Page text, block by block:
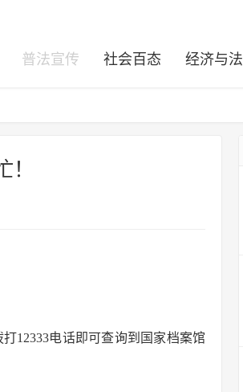
普法宣传 社会百态 经济与法
12333电话即可查询到国家档案馆